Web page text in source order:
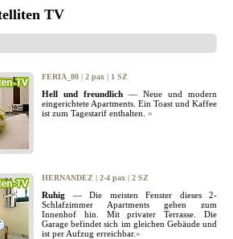
TV
FERIA_80 | 2 pax | 1 SZ
Hell und freundlich — Neue und modern
eingerichtete Apartments. Ein Toast und Kaffee
ist zum Tagestarif enthalten. »
HERNANDEZ | 2-4 pax | 2 SZ
Ruhig — Die meisten Fenster dieses 2-
Schlafzimmer Apartments gehen zum
Innenhof hin. Mit privater Terrasse. Die
Garage befindet sich im gleichen Gebäude und
ist per Aufzug erreichbar.»